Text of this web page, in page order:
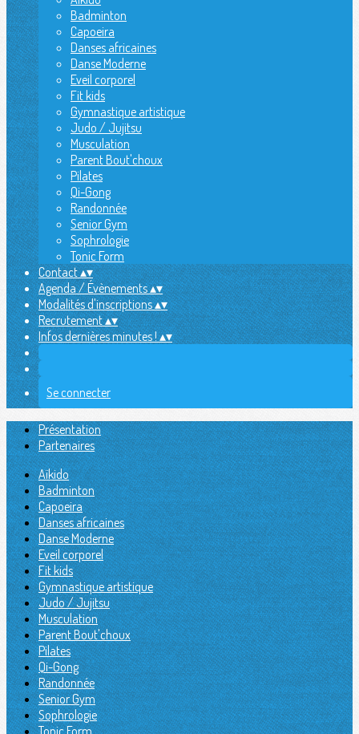
Badminton
Capoeira
Danses africaines
Danse Moderne
Eveil corporel
Fit kids
Gymnastique artistique
Judo / Jujitsu
Musculation
Parent Bout'choux
Pilates
Qi-Gong
Randonnée
Senior Gym
Sophrologie
Tonic Form
Contact▴▾
Agenda / Évènements▴▾
Modalités d'inscriptions▴▾
Recrutement▴▾
Infos dernières minutes !▴▾
Se connecter
Présentation
Partenaires
Aïkido
Badminton
Capoeira
Danses africaines
Danse Moderne
Eveil corporel
Fit kids
Gymnastique artistique
Judo / Jujitsu
Musculation
Parent Bout'choux
Pilates
Qi-Gong
Randonnée
Senior Gym
Sophrologie
Tonic Form